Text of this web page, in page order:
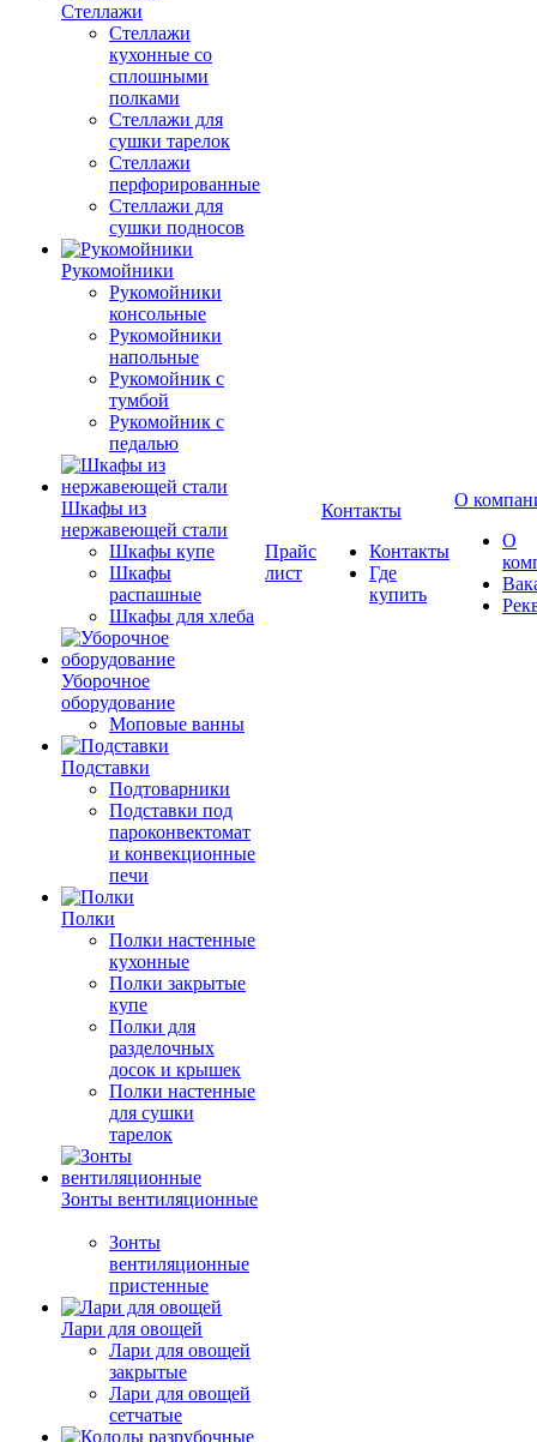
Стеллажи
Стеллажи
кухонные со
сплошными
полками
Стеллажи для
сушки тарелок
Стеллажи
перфорированные
Стеллажи для
сушки подносов
Рукомойники
Рукомойники
консольные
Рукомойники
напольные
Рукомойник с
тумбой
Рукомойник с
педалью
Шкафы из
нержавеющей стали
Шкафы купе
Шкафы
распашные
Шкафы для хлеба
Уборочное
оборудование
Моповые ванны
Подставки
Подтоварники
Подставки под
пароконвектомат
и конвекционные
печи
Полки
Полки настенные
кухонные
Полки закрытые
купе
Полки для
разделочных
досок и крышек
Полки настенные
для сушки
тарелок
Зонты вентиляционные
Зонты
вентиляционные
пристенные
Лари для овощей
Лари для овощей
закрытые
Лари для овощей
сетчатые
Прайс
лист
Контакты
Контакты
Где
купить
О
О